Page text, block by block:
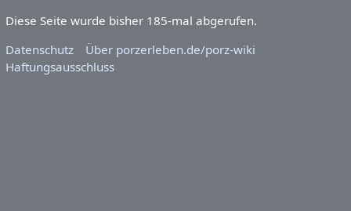
Diese Seite wurde bisher 185-mal abgerufen.
Datenschutz
Über porzerleben.de/porz-wiki
Haftungsausschluss